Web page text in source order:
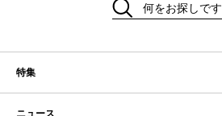
特集
何をお探しで